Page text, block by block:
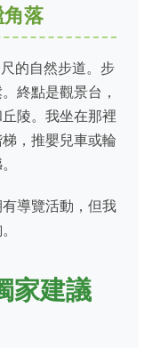
落
的自然步道。步
終點是觀景台，
陵。我坐在那裡
，推嬰兒車或輪
導覽活動，但我
家建議